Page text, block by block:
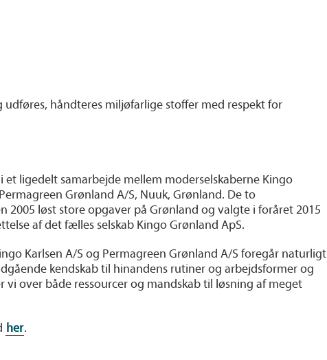
håndteres miljøfarlige stoffer med respekt for
et ligedelt samarbejde mellem moderselskaberne Kingo
Grønland A/S, Nuuk, Grønland. De to
2005 løst store opgaver på Grønland og valgte i foråret 2015
af det fælles selskab Kingo Grønland ApS.
Karlsen A/S og Permagreen Grønland A/S foregår naturligt
kendskab til hinandens rutiner og arbejdsformer og
vi over både ressourcer og mandskab til løsning af meget
her.